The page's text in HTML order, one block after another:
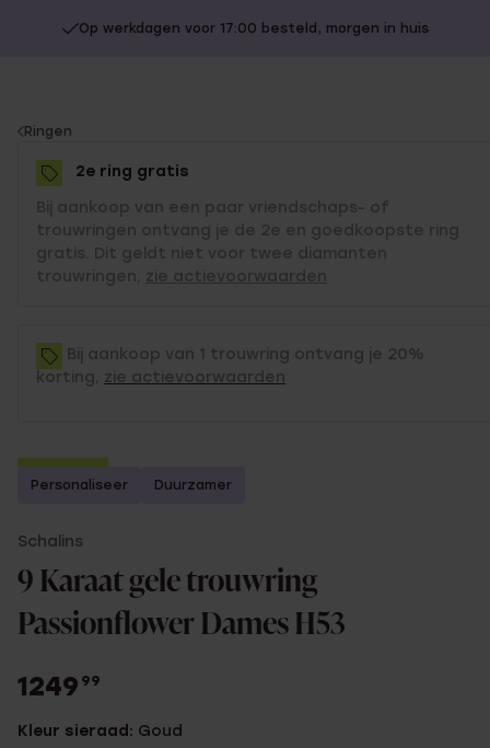
Op werkdagen voor 17:00 besteld, morgen in huis
You
are
here:
Ringen
2e ring gratis
Bij aankoop van een paar vriendschaps- of
trouwringen ontvang je de 2e en goedkoopste ring
gratis. Dit geldt niet voor twee diamanten
trouwringen, zie actievoorwaarden
Bij aankoop van 1 trouwring ontvang je 20%
korting, zie actievoorwaarden
2e gratis
Personaliseer Duurzamer
Schalins
9 Karaat gele trouwring
Passionflower Dames H53
1249 99
Kleur sieraad: Goud